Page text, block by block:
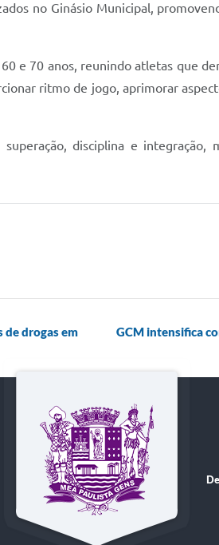
no Ginásio Municipal,
e 70 anos, reunindo atletas que
ritmo de jogo, aprimorar
disciplina e
de drogas em
GCM intensifica